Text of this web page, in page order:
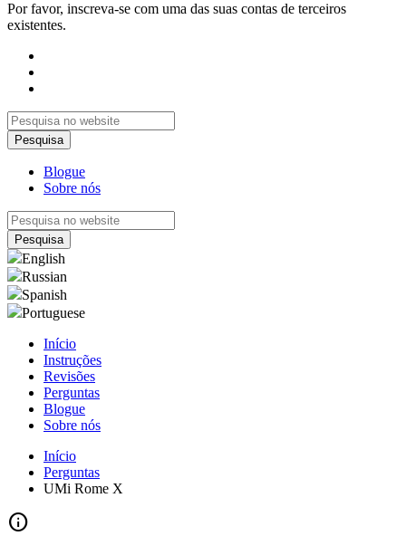
Por favor, inscreva-se com uma das suas contas de terceiros
existentes.
Blogue
Sobre nós
English
Russian
Spanish
Portuguese
Início
Instruções
Revisões
Perguntas
Blogue
Sobre nós
Início
Perguntas
UMi Rome X
info